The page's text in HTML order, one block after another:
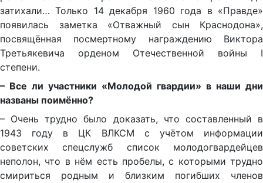
затихали… Только 14 декабря 1960 года в «Правде»
появилась замет­ка «Отважный сын Краснодона»,
посвящённая посмертному на­граждению Виктора
Третьякевича орденом Отечественной вой­ны I
степени.
– Все ли участники «Молодой гвардии» в наши дни
названы поимённо?
– Очень трудно было доказать, что составленный в
1943 году в ЦК ВЛКСМ с учётом информации
советских спецслужб список мо­лодогвардейцев
неполон, что в нём есть пробелы, с которыми трудно
смириться родным и близким погибших членов